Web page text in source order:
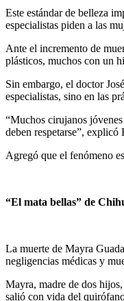
Este estándar de belleza
especialistas piden a las
Ante el incremento de
plásticos, muchos con un
Sin embargo, el doctor
especialistas, sino en las
“Muchos cirujanos
deben respetarse”, explicó
Agregó que el fenómeno
“El mata bellas” de
La muerte de Mayra
negligencias médicas y
Mayra, madre de dos
salió con vida del